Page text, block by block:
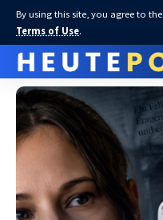
By using this site, you agree to the
Terms of Use.